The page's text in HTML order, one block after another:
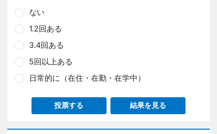
ない
1.2回ある
3.4回ある
5回以上ある
日常的に（在住・在勤・在学中）
投票する 結果を見る